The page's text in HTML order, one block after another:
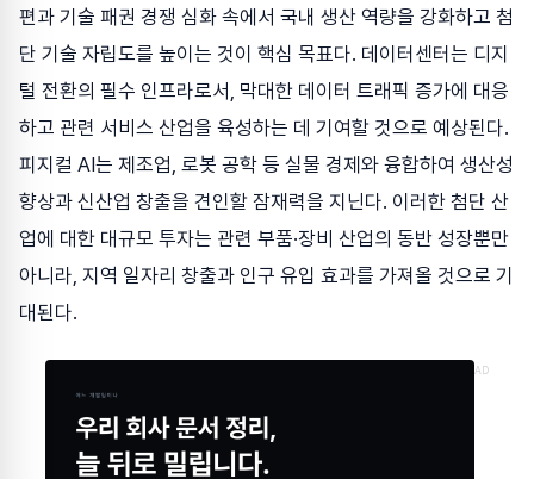
편과 기술 패권 경쟁 심화 속에서 국내 생산 역량을 강화하고 첨
단 기술 자립도를 높이는 것이 핵심 목표다. 데이터센터는 디지
털 전환의 필수 인프라로서, 막대한 데이터 트래픽 증가에 대응
하고 관련 서비스 산업을 육성하는 데 기여할 것으로 예상된다.
피지컬 AI는 제조업, 로봇 공학 등 실물 경제와 융합하여 생산성
향상과 신산업 창출을 견인할 잠재력을 지닌다. 이러한 첨단 산
업에 대한 대규모 투자는 관련 부품·장비 산업의 동반 성장뿐만
아니라, 지역 일자리 창출과 인구 유입 효과를 가져올 것으로 기
대된다.
AD